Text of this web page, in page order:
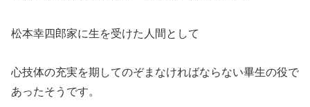
松本幸四郎家に生を受けた人間として
心技体の充実を期してのぞまなければならない畢生の役で
あったそうです。